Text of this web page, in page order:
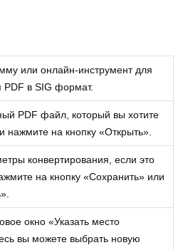
или онлайн-инструмент для
PDF в SIG формат.
PDF файл, который вы хотите
нажмите на кнопку «Открыть».
конвертирования, если это
на кнопку «Сохранить» или
окно «Указать место
вы можете выбрать новую